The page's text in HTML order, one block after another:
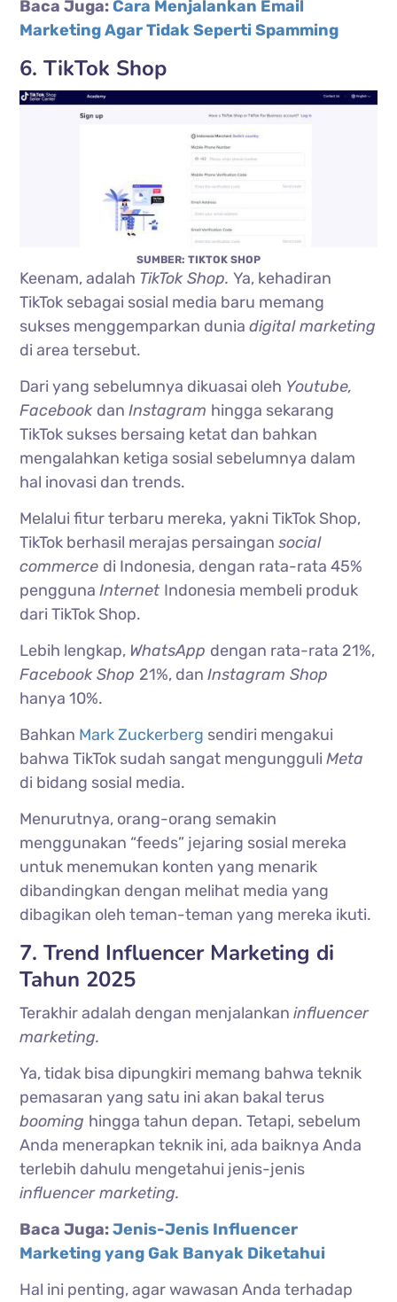
Baca Juga: Cara Menjalankan Email
Marketing Agar Tidak Seperti Spamming
6. TikTok Shop
SUMBER: TIKTOK SHOP
Keenam, adalah TikTok Shop.Ya, kehadiran
TikTok sebagai sosial media baru memang
sukses menggemparkan duniadigital marketing
di area tersebut.
Dari yang sebelumnya dikuasai oleh Youtube,
Facebook danInstagram hingga sekarang
TikTok sukses bersaing ketat dan bahkan
mengalahkan ketiga sosial sebelumnya dalam
hal inovasi dan trends.
Melalui fitur terbaru mereka, yakni TikTok Shop,
TikTok berhasil merajas persaingansocial
commerce di Indonesia, dengan rata-rata 45%
penggunaInternet Indonesia membeli produk
dari TikTok Shop.
Lebih lengkap, WhatsApp dengan rata-rata 21%,
Facebook Shop 21%, danInstagram Shop
hanya 10%.
Bahkan Mark Zuckerberg sendiri mengakui
bahwa TikTok sudah sangat mengungguliMeta
di bidang sosial media.
Menurutnya, orang-orang semakin
menggunakan “feeds” jejaring sosial mereka
untuk menemukan konten yang menarik
dibandingkan dengan melihat media yang
dibagikan oleh teman-teman yang mereka ikuti.
7. Trend Influencer Marketing di
Tahun 2025
Terakhir adalah dengan menjalankaninfluencer
marketing.
Ya, tidak bisa dipungkiri memang bahwa teknik
pemasaran yang satu ini akan bakal terus
booming hingga tahun depan. Tetapi, sebelum
Anda menerapkan teknik ini, ada baiknya Anda
terlebih dahulu mengetahui jenis-jenis
influencer marketing.
Baca Juga:Jenis-Jenis Influencer
Marketing yang Gak Banyak Diketahui
Hal ini penting, agar wawasan Anda terhadap